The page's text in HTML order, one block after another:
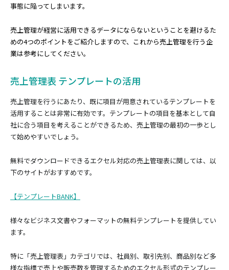
事態に陥ってしまいます。
売上管理が経営に活用できるデータにならないということを避けるた
めの4つのポイントをご紹介しますので、これから売上管理を行う企
業は参考にしてください。
売上管理表 テンプレートの活用
売上管理を行うにあたり、既に項目が用意されているテンプレートを
活用することは非常に有効です。テンプレートの項目を基本として自
社に合う項目を考えることができるため、売上管理の最初の一歩とし
て始めやすいでしょう。
無料でダウンロードできるエクセル対応の売上管理表に関しては、以
下のサイトがおすすめです。
【テンプレートBANK】
様々なビジネス文書やフォーマットの無料テンプレートを提供してい
ます。
特に「売上管理表」カテゴリでは、社員別、取引先別、商品別など多
様な指標で売上や販売数を管理するためのエクセル形式のテンプレー